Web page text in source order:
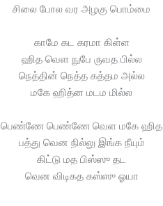
சிலை போல வர அழகு பொம்மை
காமே கட கரமா கிள்ள
ஹித வெள நுபே ருவத பில்ல
நெத்தின் நெத்த கத்தம அல்ல
மகே ஹித்ன மடம மில்ல
பெண்ணே பெண்ணே வெள மகே ஹித
பத்து வென நில்லு இங்க நீயும்
கிட்டு மத பிஸ்ஸு தட
வென விடிகத கஸ்ஸு ஓயா